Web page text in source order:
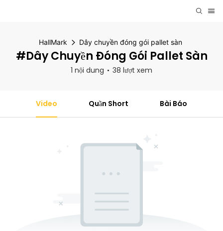
HallMark Dây chuyền đóng gói pallet sàn
#Dây Chuyền Đóng Gói Pallet Sàn
1 nội dung 38 lượt xem
Video Quần Short Bài Báo